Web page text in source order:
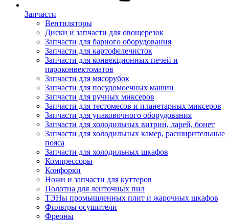
Запчасти
Вентиляторы
Диски и запчасти для овощерезок
Запчасти для барного оборудования
Запчасти для картофелечисток
Запчасти для конвекционных печей и
пароконвектоматов
Запчасти для мясорубок
Запчасти для посудомоечных машин
Запчасти для ручных миксеров
Запчасти для тестомесов и планетарных миксеров
Запчасти для упаковочного оборудования
Запчасти для холодильных витрин, ларей, бонет
Запчасти для холодильных камер, расширительные
пояса
Запчасти для холодильных шкафов
Компрессоры
Конфорки
Ножи и запчасти для куттеров
Полотна для ленточных пил
ТЭНы промышленных плит и жарочных шкафов
Фильтры осушители
Фреоны